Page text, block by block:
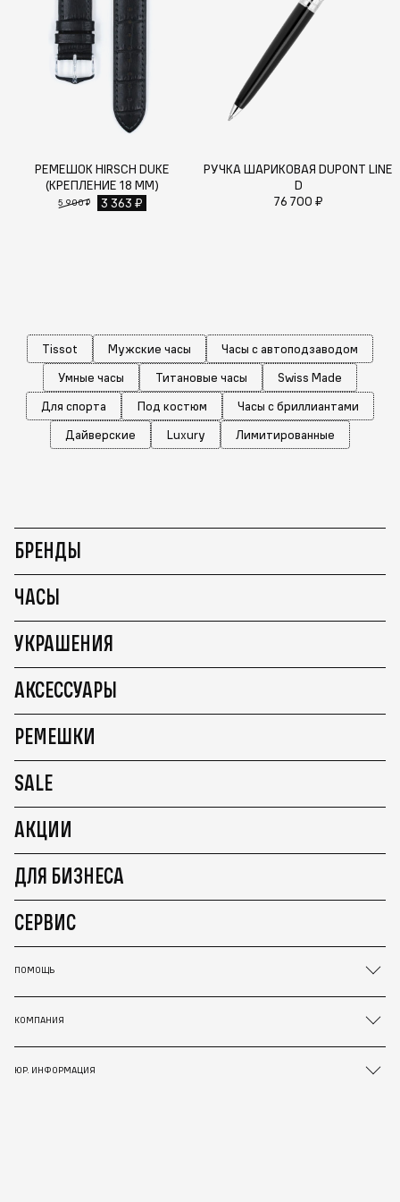
РЕМЕШОК HIRSCH DUKE
(КРЕПЛЕНИЕ 18 ММ)
5 900 ₽ 3 363 ₽
РУЧКА ШАРИКОВАЯ DUPONT LINE
D
76 700 ₽
Tissot Мужские часы
Часы с автоподзаводом
Умные часы
Титановые часы
Swiss Made
Для спорта
Под костюм
Часы с бриллиантами
Дайверские
Luxury Лимитированные
БРЕНДЫ
ЧАСЫ
УКРАШЕНИЯ
АКСЕССУАРЫ
РЕМЕШКИ
SALE
АКЦИИ
ДЛЯ БИЗНЕСА
СЕРВИС
ПОМОЩЬ
КОМПАНИЯ
ЮР. ИНФОРМАЦИЯ